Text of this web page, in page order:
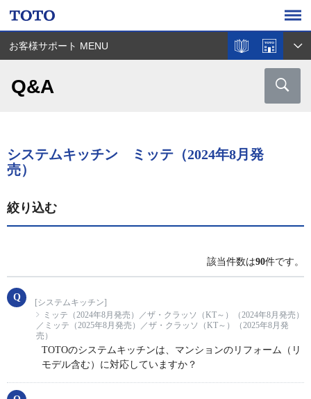
お客様サポート MENU
Q&A
システムキッチン ミッテ（2024年8月発
売）
絞り込む
該当件数は90件です。
[システムキッチン]
ミッテ（2024年8月発売）／ザ・クラッソ（KT～）（2024年8月発売）
／ミッテ（2025年8月発売）／ザ・クラッソ（KT～）（2025年8月発
売）
TOTOのシステムキッチンは、マンションのリフォーム（リ
モデル含む）に対応していますか？